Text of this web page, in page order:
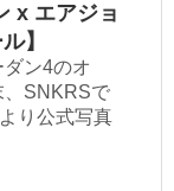
x エアジョ
】
ン4のオ
、SNKRSで
り公式写真